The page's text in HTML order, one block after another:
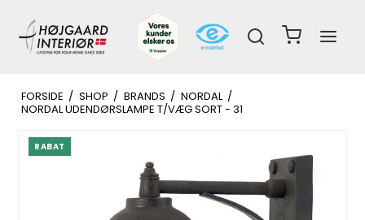
FORSIDE / SHOP / BRANDS / NORDAL /
NORDAL UDENDØRSLAMPE T/VÆG SORT - 31
RABAT